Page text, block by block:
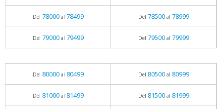
Del 78000al 78499 Del 78500al 78999
Del 79000al 79499 Del 79500al 79999
Del 80000al 80499 Del 80500al 80999
Del 81000al 81499 Del 81500al 81999